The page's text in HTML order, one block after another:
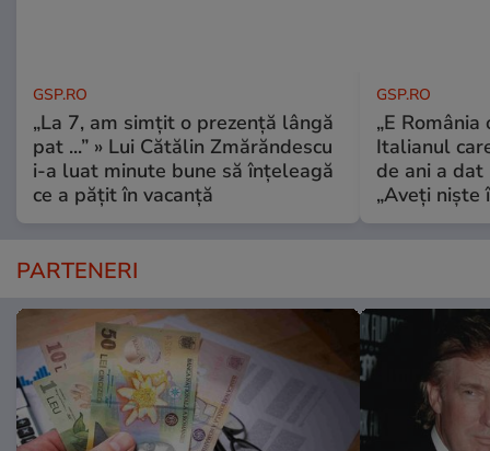
GSP.RO
„La 7, am simțit o prezență lângă
pat ...” » Lui Cătălin Zmărăndescu
i-a luat minute bune să înțeleagă
ce a pățit în vacanță
GSP.RO
„E
Italianul
de ani a
„Aveți niște
PARTENERI